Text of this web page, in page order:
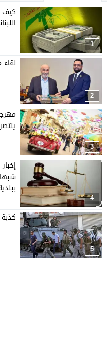
1
كيف
2
3
4
5